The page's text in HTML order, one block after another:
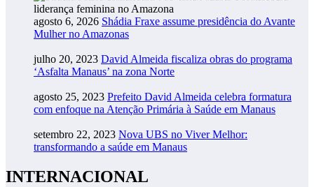
agosto 6, 2026 Shádia Fraxe assume presidência do Avante
Mulher no Amazonas
julho 20, 2023 David Almeida fiscaliza obras do programa
‘Asfalta Manaus’ na zona Norte
agosto 25, 2023 Prefeito David Almeida celebra formatura
com enfoque na Atenção Primária à Saúde em Manaus
setembro 22, 2023 Nova UBS no Viver Melhor:
transformando a saúde em Manaus
INTERNACIONAL